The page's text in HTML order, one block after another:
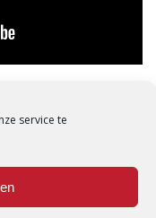
service te